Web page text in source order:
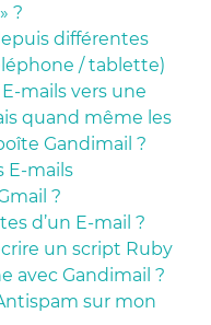
?
différentes
/ tablette)
mails vers une
quand même les
Gandimail ?
E-mails
?
d’un E-mail ?
un script Ruby
avec Gandimail ?
sur mon